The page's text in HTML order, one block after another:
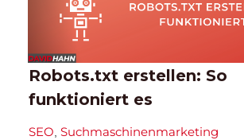
Robots.txt erstellen: So
funktioniert es
SEO Suchmaschinenmarketing